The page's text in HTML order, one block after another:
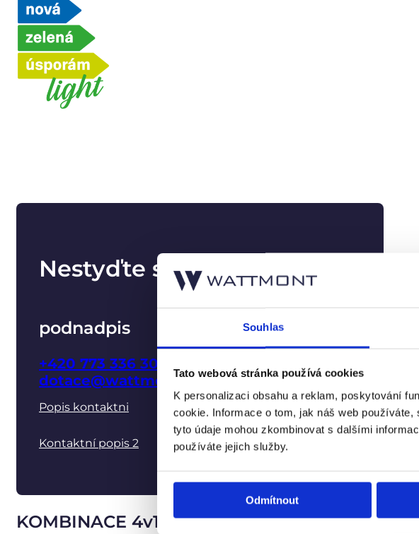
Souhlas
Tato webová stránka používá cookies
K personalizaci obsahu a reklam, poskytování
cookie. Informace o tom, jak náš web
tyto údaje mohou zkombinovat s dalšími
používáte jejich služby.
Odmítnout
Nestyďte se zeptat
podnadpis
+420 773 336 309
dotace@wattmont.cz
Popis kontaktni
Kontaktní popis 2
KOMBINACE 4v1